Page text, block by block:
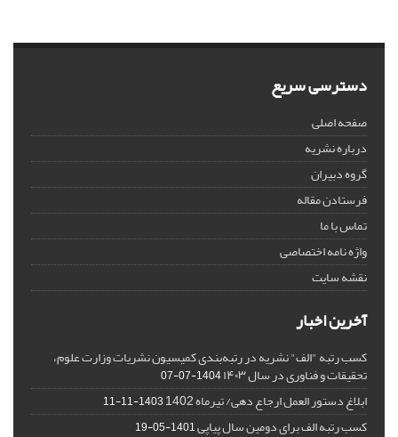
دسترسی سریع
صفحه اصلی
درباره نشریه
گروه دبیران
فرستادن مقاله
تماس با ما
واژه نامه اختصاصی
نقشه سایت
آخرین اخبار
کسب رتبه "الف" نشریه در رتبه‌بندی کمیسیون نشریات وزارت علوم،
تحقیقات و فناوری در سال ۱۴۰۳ 1404-07-07
ابلاغ دستور العمل ارجاع دهی/ تیرماه 1402 1403-11-11
کسب رتبه الف برای دومین سال پیاپی1401-05-19